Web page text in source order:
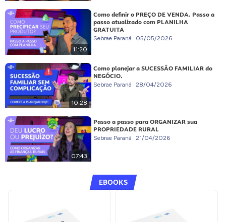
11:20
Como definir o PREÇO DE VENDA. Passo a
passo atualizado com PLANILHA
GRATUITA
Sebrae Paraná 05/05/2026
10:28
Como planejar a SUCESSÃO FAMILIAR do
NEGÓCIO.
Sebrae Paraná 28/04/2026
07:43
Passo a passo para ORGANIZAR sua
PROPRIEDADE RURAL
Sebrae Paraná 21/04/2026
EBOOKS